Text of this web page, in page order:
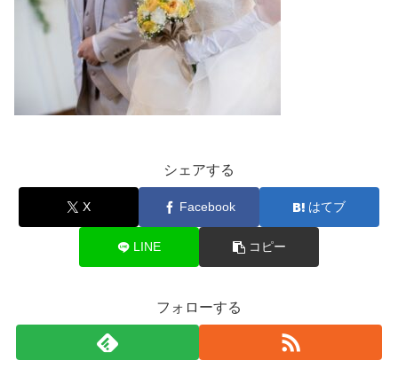
シェアする
X Facebook はてブ
LINE コピー
フォローする